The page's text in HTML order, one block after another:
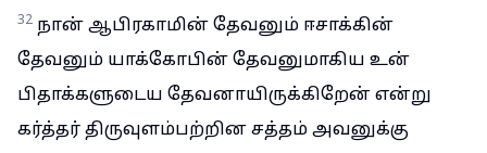
32 நான் ஆபிரகாமின் தேவனும் ஈசாக்கின்
தேவனும் யாக்கோபின் தேவனுமாகிய உன்
பிதாக்களுடைய தேவனாயிருக்கிறேன் என்று
கர்த்தர் திருவுளம்பற்றின சத்தம் அவனுக்கு